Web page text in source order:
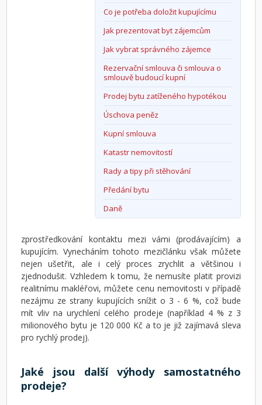
Co je potřeba doložit kupujícímu
Jak prezentovat byt zájemcům
Jak vybrat správného zájemce
Rezervační smlouva či smlouva o
smlouvě budoucí kupní
Prodej bytu zatíženého hypotékou
Úschova peněz
Kupní smlouva
Katastr nemovitostí
Rady a tipy při stěhování
Předání bytu
Daně
zprostředkování kontaktu mezi vámi (prodávajícím) a
kupujícím. Vynecháním tohoto mezičlánku však můžete
nejen ušetřit, ale i celý proces zrychlit a většinou i
zjednodušit. Vzhledem k tomu, že nemusíte platit provizi
realitnímu makléřovi, můžete cenu nemovitosti v případě
nezájmu ze strany kupujících snížit o 3 - 6 %, což bude
mít vliv na urychlení celého prodeje (například 4 % z 3
milionového bytu je 120 000 Kč a to je již zajímavá sleva
pro rychlý prodej).
Jaké jsou další výhody samostatného
prodeje?